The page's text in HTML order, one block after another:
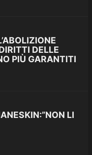
DELLE
PIÙ GARANTITI
LI